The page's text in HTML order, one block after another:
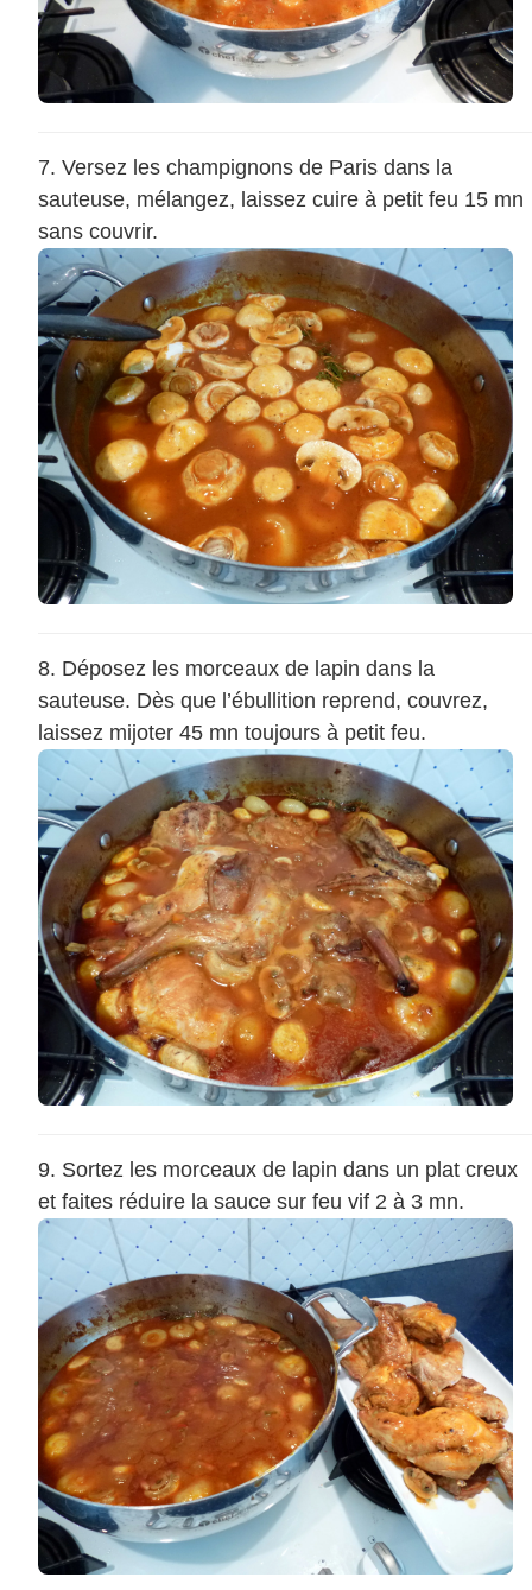
Versez les champignons de Paris dans la
sauteuse, mélangez, laissez cuire à petit feu 15 mn
sans couvrir.
Déposez les morceaux de lapin dans la
sauteuse. Dès que l’ébullition reprend, couvrez,
laissez mijoter 45 mn toujours à petit feu.
Sortez les morceaux de lapin dans un plat creux
et faites réduire la sauce sur feu vif 2 à 3 mn.